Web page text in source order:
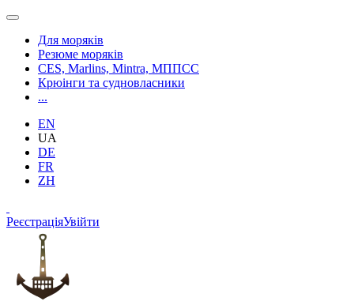
Для моряків
Резюме моряків
CES, Marlins, Mintra, МППСС
Крюінги та судновласники
...
EN
UA
DE
FR
ZH
РеєстраціяУвійти